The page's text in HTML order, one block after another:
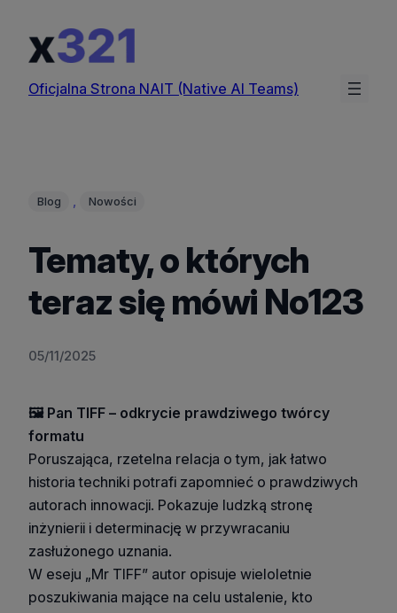
treści
Oficjalna Strona NAIT (Native AI Teams)
Blog , Nowości
Tematy, o których
teraz się mówi No123
05/11/2025
🖼️ Pan TIFF – odkrycie prawdziwego twórcy
formatu
Poruszająca, rzetelna relacja o tym, jak łatwo
historia techniki potrafi zapomnieć o prawdziwych
autorach innowacji. Pokazuje ludzką stronę
inżynierii i determinację w przywracaniu
zasłużonego uznania.
W eseju „Mr TIFF” autor opisuje wieloletnie
poszukiwania mające na celu ustalenie, kto